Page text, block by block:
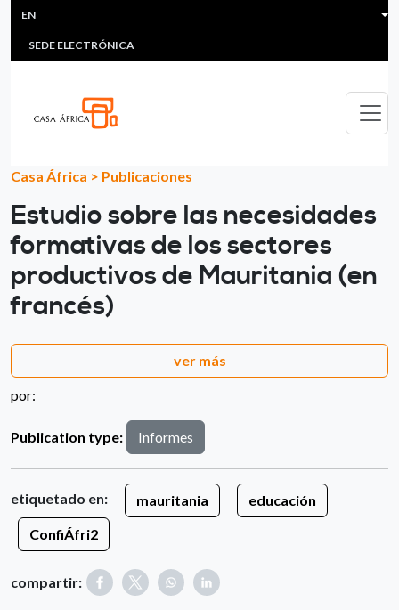
Skip to main content
HEADER MENU
MULTIMEDIA
SEDE ELECTRÓNICA
EN
Casa África > Publicaciones
Estudio sobre las necesidades
formativas de los sectores
productivos de Mauritania (en
francés)
ver más
por:
Publication type: Informes
etiquetado en: mauritania
educación
ConfiÁfri2
compartir: